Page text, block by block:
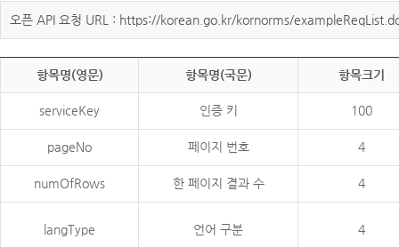
오픈 API 요청 URL : https://korean.go.kr/kornorms/
항목명(영문) 항목명(국문) 항목크기
serviceKey 인증 키 100
pageNo 페이지 번호 4
numOfRows 한 페이지 결과 수 4
langType 언어 구분 4